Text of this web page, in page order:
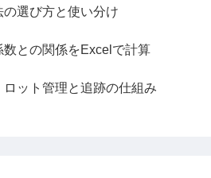
選び方と使い分け
との関係をExcelで計算
ロット管理と追跡の仕組み